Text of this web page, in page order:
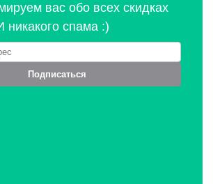
вас обо всех скидках
никакого спама :)
Подписаться